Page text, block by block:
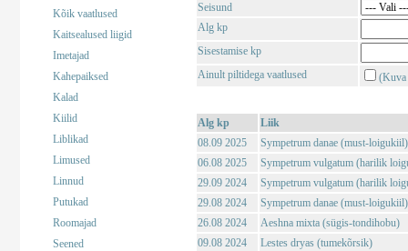
Kõik vaatlused
Kaitsealused liigid
Imetajad
Kahepaiksed
Kalad
Kiilid
Liblikad
Limused
Linnud
Putukad
Roomajad
Seened
Seisund
Alg kp
Sisestamise kp
Ainult piltidega vaatlused
(Kuva
Alg kp
Liik
08.09 2025
Sympetrum danae (must-loigukiil)
06.08 2025
Sympetrum vulgatum (harilik
29.09 2024
Sympetrum vulgatum (harilik
29.08 2024
Sympetrum danae (must-loigukiil)
26.08 2024
Aeshna mixta (sügis-tondihobu)
09.08 2024
Lestes dryas (tumekõrsik)